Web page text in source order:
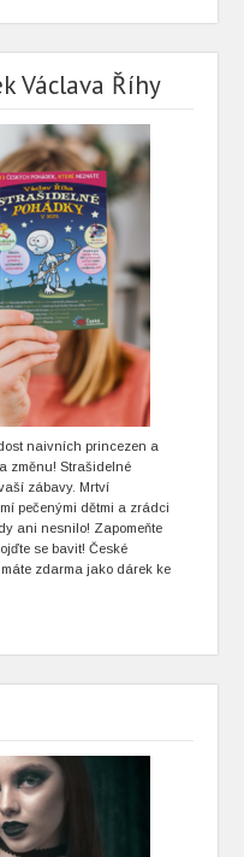
Václava Říhy
naivních princezen a
změnu! Strašidelné
zábavy. Mrtví
pečenými dětmi a zrádci
ani nesnilo! Zapomeňte
se bavit! České
zdarma jako dárek ke